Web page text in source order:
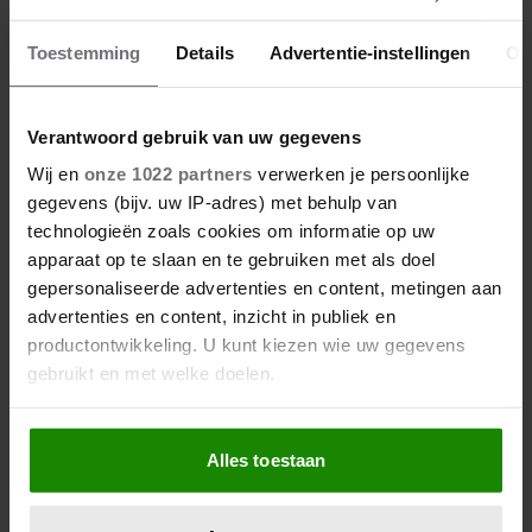
Toestemming Details Advertentie-instellingen
Verantwoord gebruik van uw gegevens
Wij en onze 1022 partners verwerken je persoonlijke
gegevens (bijv. uw IP-adres) met behulp van
technologieën zoals cookies om informatie op uw
apparaat op te slaan en te gebruiken met als doel
gepersonaliseerde advertenties en content, metingen aan
advertenties en content, inzicht in publiek en
productontwikkeling. U kunt kiezen wie uw gegevens
gebruikt en met welke doelen.
Als u het toestaat, willen we ook graag:
Informatie verzamelen over uw geografische locatie,
die tot een paar meter nauwkeurig kan zijn
Alles toestaan
C.Kok.
Ik ben ook een dwangmatig persoon.
Dwangmatig ga ik mezelf grondig wassen na
een kappersbezoek en baal dan erg van mezelf
dat ik bij de kapper zit en ik me vies zit te
maken als ik die kapmantel om me nek voel
gaan die nat is van de voorgaande klant maar
wat kan ik hiermee???
Goeiemorgen. ik draag dit (geheim) al heel